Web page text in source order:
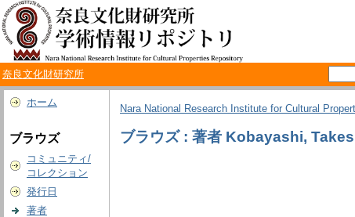
奈良文化財研究所
ホーム
ブラウズ
コミュニティ/
コレクション
発行日
著者
Nara National Research Institute for Cultural
ブラウズ : 著者 Kobayashi,